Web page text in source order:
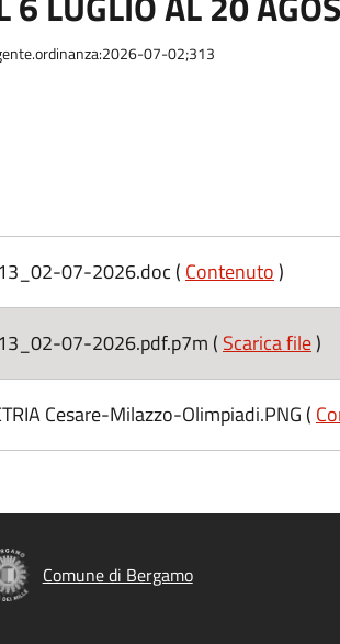
07-02;313
07-2026.doc ( Contenuto)
07-2026.pdf.p7m ( Scarica file)
Cesare-Milazzo-Olimpiadi.PNG (
Comune di Bergamo